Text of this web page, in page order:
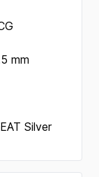
mm
Silver